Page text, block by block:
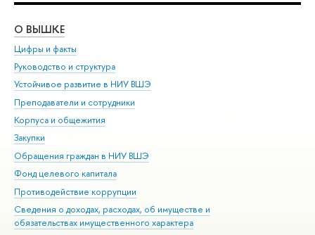
О ВЫШКЕ
Цифры и факты
Руководство и структура
Устойчивое развитие в НИУ ВШЭ
Преподаватели и сотрудники
Корпуса и общежития
Закупки
Обращения граждан в НИУ ВШЭ
Фонд целевого капитала
Противодействие коррупции
Сведения о доходах, расходах, об имуществе и
обязательствах имущественного характера